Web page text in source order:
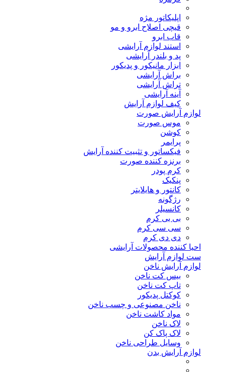
اپلیکاتور مژه
قیچی اصلاح ابرو و مو
قاب ابرو
استند لوازم آرایشی
پد و بلندر آرایشی
ابزار مانیکور و پدیکور
براش آرایشی
تراش آرایشی
آینه آرایشی
کیف لوازم آرایش
لوازم آرایش صورت
موس صورت
کوشن
پرایمر
فیکساتور و تثبیت کننده آرایش
برنزه کننده صورت
کرم پودر
پنکیک
کانتور و هایلایتر
رژگونه
کانسیلر
بی بی کرم
سی سی کرم
دی دی کرم
احیا کننده محصولات آرایشی
ست لوازم آرایش
لوازم آرایش ناخن
بیس کت ناخن
تاپ کت ناخن
کوکتل پدیکور
ناخن مصنوعی و چسب ناخن
مواد کاشت ناخن
لاک ناخن
لاک پاک کن
وسایل طراحی ناخن
لوازم آرایش بدن